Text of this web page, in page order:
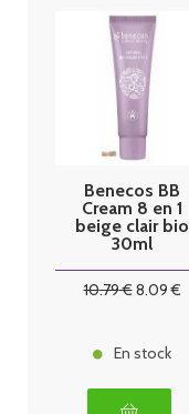
Benecos BB
Cream 8 en 1
beige clair bio
30ml
10.79€8.09€
En stock